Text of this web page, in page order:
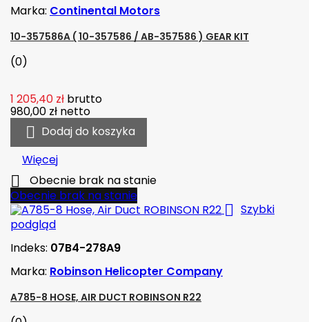
Marka: Continental Motors
10-357586A ( 10-357586 / AB-357586 ) GEAR KIT
(0)
1 205,40 zł brutto
980,00 zł netto
 Dodaj do koszyka
Więcej

Obecnie brak na stanie
Obecnie brak na stanie
 Szybki
podgląd
Indeks: 07B4-278A9
Marka: Robinson Helicopter Company
A785-8 HOSE, AIR DUCT ROBINSON R22